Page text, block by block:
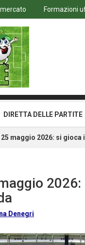
Formazioni
DIRETTA DELLE PARTITE
maggio 2026: si gioca
Denegri